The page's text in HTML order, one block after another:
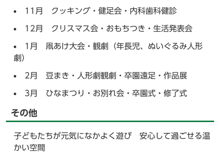
11月 クッキング・健足会・内科歯科健診
12月 クリスマス会・おもちつき・生活発表会
1月 凧あけ大会・観劇（年長児、ぬいぐるみ人形
劇）
2月 豆まき・人形劇観劇・卒園遠足・作品展
3月 ひなまつり・お別れ会・卒園式・修了式
その他
子どもたちが元気になかよく遊び 安心して過ごせる温
かい空間